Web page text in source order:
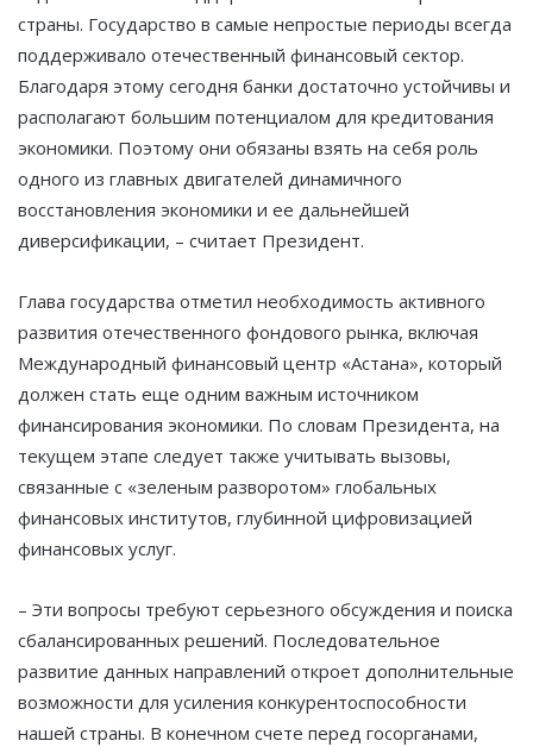
страны. Государство в самые непростые периоды всегда
поддерживало отечественный финансовый сектор.
Благодаря этому сегодня банки достаточно устойчивы и
располагают большим потенциалом для кредитования
экономики. Поэтому они обязаны взять на себя роль
одного из главных двигателей динамичного
восстановления экономики и ее дальнейшей
диверсификации, – считает Президент.
Глава государства отметил необходимость активного
развития отечественного фондового рынка, включая
Международный финансовый центр «Астана», который
должен стать еще одним важным источником
финансирования экономики. По словам Президента, на
текущем этапе следует также учитывать вызовы,
связанные с «зеленым разворотом» глобальных
финансовых институтов, глубинной цифровизацией
финансовых услуг.
– Эти вопросы требуют серьезного обсуждения и поиска
сбалансированных решений. Последовательное
развитие данных направлений откроет дополнительные
возможности для усиления конкурентоспособности
нашей страны. В конечном счете перед госорганами,